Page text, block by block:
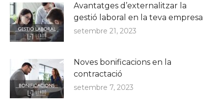
Avantatges d’externalitzar la
gestió laboral en la teva empresa
setembre 21, 2023
Noves bonificacions en la
contractació
setembre 7, 2023